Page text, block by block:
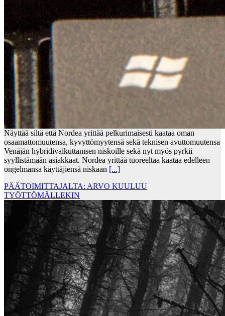
Näyttää siltä että Nordea yrittää pelkurimaisesti kaataa oman
osaamattomuutensa, kyvyttömyytensä sekä teknisen avuttomuutensa
Venäjän hybridivaikuttamsen niskoille sekä nyt myös pyrkii
syyllistämään asiakkaat. Nordea yrittää tuoreeltaa kaataa edelleen
ongelmansa käyttäjiensä niskaan [...]
PÄÄTOIMITTAJALTA: ARVO KUULUU
TYÖTTÖMÄLLEKIN